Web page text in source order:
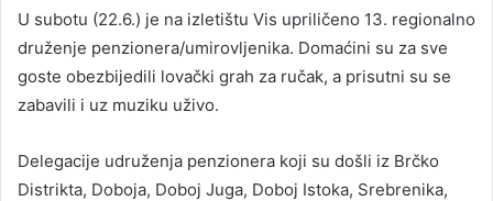
U subotu (22.6.) je na izletištu Vis upriličeno 13. regionalno
druženje penzionera/umirovljenika. Domaćini su za sve
goste obezbijedili lovački grah za ručak, a prisutni su se
zabavili i uz muziku uživo.
Delegacije udruženja penzionera koji su došli iz Brčko
Distrikta, Doboja, Doboj Juga, Doboj Istoka, Srebrenika,